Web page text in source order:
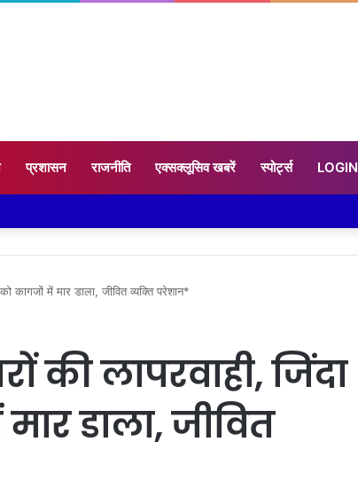
प्रशासन राजनीति एक्सक्लूसिव खबरें स्पोर्ट्स LOGIN
कागजों में मार डाला, जीवित व्यक्ति परेशान*
की लापरवाही, जिंदा
डाला, जीवित